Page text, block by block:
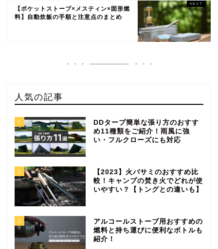
【ポケットストーブ×メスティン×固形燃
料】自動炊飯の手順と注意点のまとめ
人気の記事
1
DDタープ簡単な張り方のおすす
め11種類をご紹介！雨風に強
い・フルクローズにも対応
2
【2023】火バサミのおすすめ比
較！キャンプの焚き火でどれが使
いやすい？【トングとの違いも】
3
アルコールストーブ用おすすめの
燃料と持ち運びに便利なボトルも
紹介！